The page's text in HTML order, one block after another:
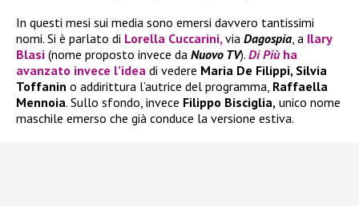
In questi mesi sui media sono emersi davvero tantissimi
nomi. Si è parlato di Lorella Cuccarini, via Dagospia, a Ilary
Blasi (nome proposto invece da Nuovo TV). Di Più ha
avanzato invece l’idea di vedere Maria De Filippi, Silvia
Toffanin o addirittura l’autrice del programma, Raffaella
Mennoia. Sullo sfondo, invece Filippo Bisciglia, unico nome
maschile emerso che già conduce la versione estiva.